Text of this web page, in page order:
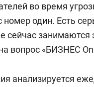
во время
номер один. Есть
сейчас
вопрос «БИЗНЕС
анализируется